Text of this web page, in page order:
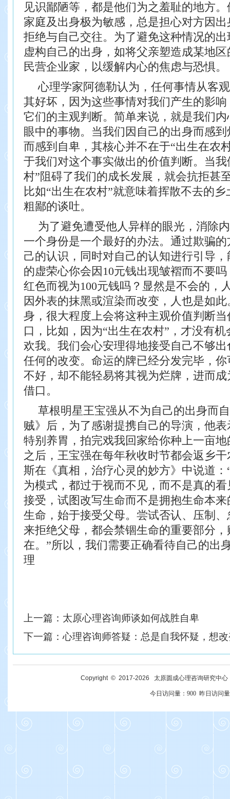
见识鄙陋等，都是他们为之羞耻的地方
家庭及出身极为敏感，总是担心对方因
拒绝与自己交往。为了避免这种情况的
虚构自己的出身，如将父亲塑造成某地
民营企业家，以缓解内心的焦虑与恐惧。
心理学家阿德勒认为，任何事情从客
其好坏，因为这些事情对我们产生的影
它们的主观判断。简单来说，就是我们
眼中的事物。当我们因自己的出身而感
而感到自卑，其核心并不在于“出生在农
于我们对这个事实做出的价值判断。当我
村”阻碍了我们的成长发展，就会抗拒甚
比如“出生在农村”就意味着挥散不去的乡
粗鄙的谈吐。
为了避免遭受他人异样的眼光，消除
一个身份是一个最好的办法。通过欺骗
己的认识，同时对自己的认知进行引导
的虚荣心你会因10元钱出现皱褶而不要
红色而视为100元钱吗？显然是不会的，
因外表的抹黑或渲染而改变，人也是如
身，很大程度上会将这种主观价值判断
口，比如，因为“出生在农村”，才没有
欢我。我们会心安理得地接受自己不够
任何的改变。命运的牌已经分发完毕，
不好，却不能轻易将其视为烂牌，进而成
借口。
草根明星王宝强从不为自己的出身而
贼》后，为了感谢提携自己的导演，他
特别养胃，拍完戏我回家给你种上一亩地
之后，王宝强在每年秋收时节都会返乡干
斯在《真相，治疗心灵的妙方》中说道：
为模式，都过于视而不见，而不是真的看
接受，试图改写生命而不是拥抱生命本来
生命，始于接受父母。尝试否认、压制、
来拒绝父母，都会禁锢生命的重要部分，
在。”所以，我们需要正确看待自己的出
理
上一篇： 太原心理咨询师谈如何战胜自卑
下一篇：心理咨询师答疑：总是自我怀疑，想
Copyright © 2017-2026 太原圆成心理咨询研究中
今日访问量： 900 昨日访问